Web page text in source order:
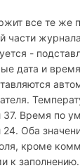
все те же
части
-
дата и
37. Время по
24. Оба
кроме
к